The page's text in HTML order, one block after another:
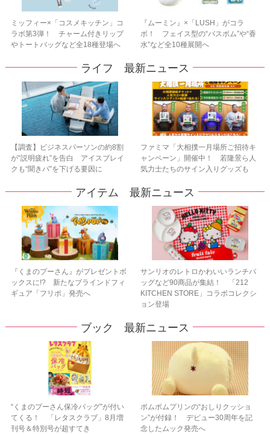
ミッフィー×「コスメキッチン」コ
ラボ第3弾！ チャーム付きリップ
やトートバッグなど全18種登場へ
『ムーミン』×「LUSH」がコラ
ボ！ フェイス型の“バスボム”や“香
水”など全10種展開へ
ライフ 最新ニュース
【調査】ビジネスパーソンの約8割
が“説明疲れ”を告白 アイスブレイ
クも“聞きパ”を下げる要因に
ファミマ「大相撲一月場所ご招待キ
ャンペーン」開催中！ 若隆景ら人
気力士たちのサイン入りグッズも
アイテム 最新ニュース
『くまのプーさん』がプレゼントボ
ックスに!? 新たなブラインドフィ
ギュア「フリポ」発売へ
サンリオのレトロかわいいランチバ
ッグなど90商品が集結！ 「212
KITCHEN STORE」コラボコレクシ
ョン登場
ブック 最新ニュース
“くまのプーさん保冷バッグ”が付い
てくる！ 「レタスクラブ」8月増
刊号＆特別号が超すてき
ポムポムプリンの“おしりクッショ
ン”が付録！ デビュー30周年を記
念したムック発売へ